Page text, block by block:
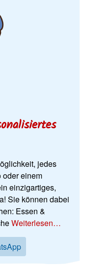
jedes
oder einem
einzigartiges,
Sie können dabei
Essen &
Weiterlesen…